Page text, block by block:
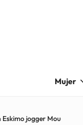
Mujer
jogger Mou